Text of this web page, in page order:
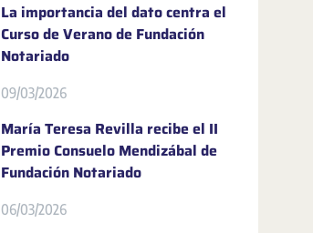
La importancia del dato centra el
Curso de Verano de Fundación
Notariado
09/03/2026
María Teresa Revilla recibe el II
Premio Consuelo Mendizábal de
Fundación Notariado
06/03/2026